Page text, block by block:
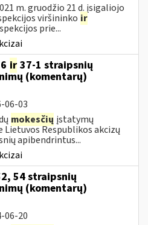
m. gruodžio 21 d. įsigaliojo
viršininko ir
prie...
ir 37-1 straipsnių
(komentarų)
06-03
mokesčių įstatymų
Respublikos akcizų
apibendrintus...
54 straipsnių
(komentarų)
06-20